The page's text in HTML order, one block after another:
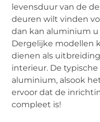
levensduur van de
deuren wilt vinden
dan kan aluminium
Dergelijke modellen
dienen als
interieur. De
aluminium, alsook
ervoor dat de
compleet is!